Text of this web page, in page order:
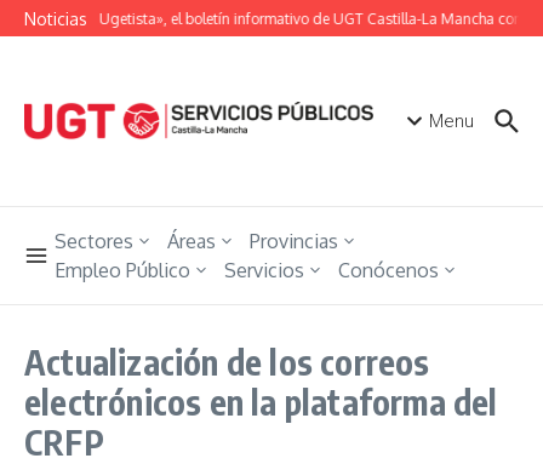
Saltar al contenido
Noticias
«Unión Ugetista», el boletín informativo de UGT Castilla-La Mancha con
Menu
Sectores Áreas
Provincias
Empleo Público
Servicios Conócenos
Actualización de los correos
electrónicos en la plataforma del
CRFP